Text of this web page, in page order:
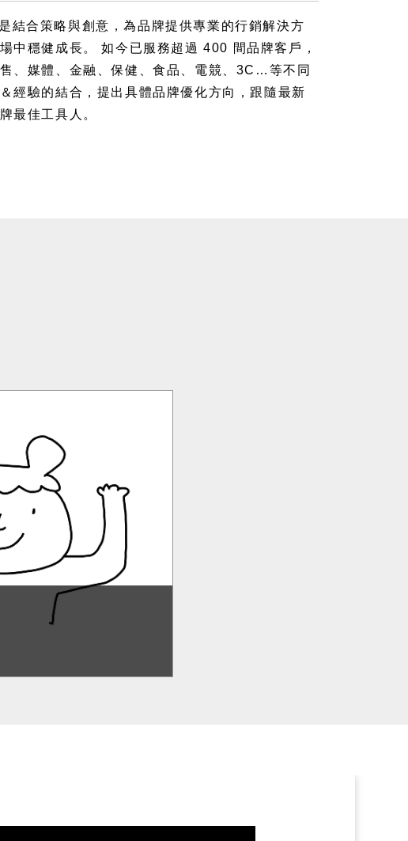
結合策略與創意，為品牌提供專業的行銷解決方
中穩健成長。 如今已服務超過 400 間品牌客戶，
、媒體、金融、保健、食品、電競、3C…等不同
經驗的結合，提出具體品牌優化方向，跟隨最新
最佳工具人。